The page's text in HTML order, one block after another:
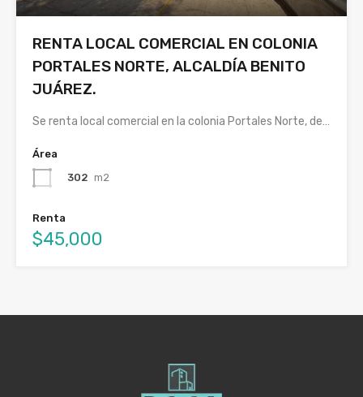
RENTA LOCAL COMERCIAL EN COLONIA
PORTALES NORTE, ALCALDÍA BENITO
JUÁREZ.
Se renta local comercial en la colonia Portales Norte, de…
Área
302 m2
Renta
$45,000